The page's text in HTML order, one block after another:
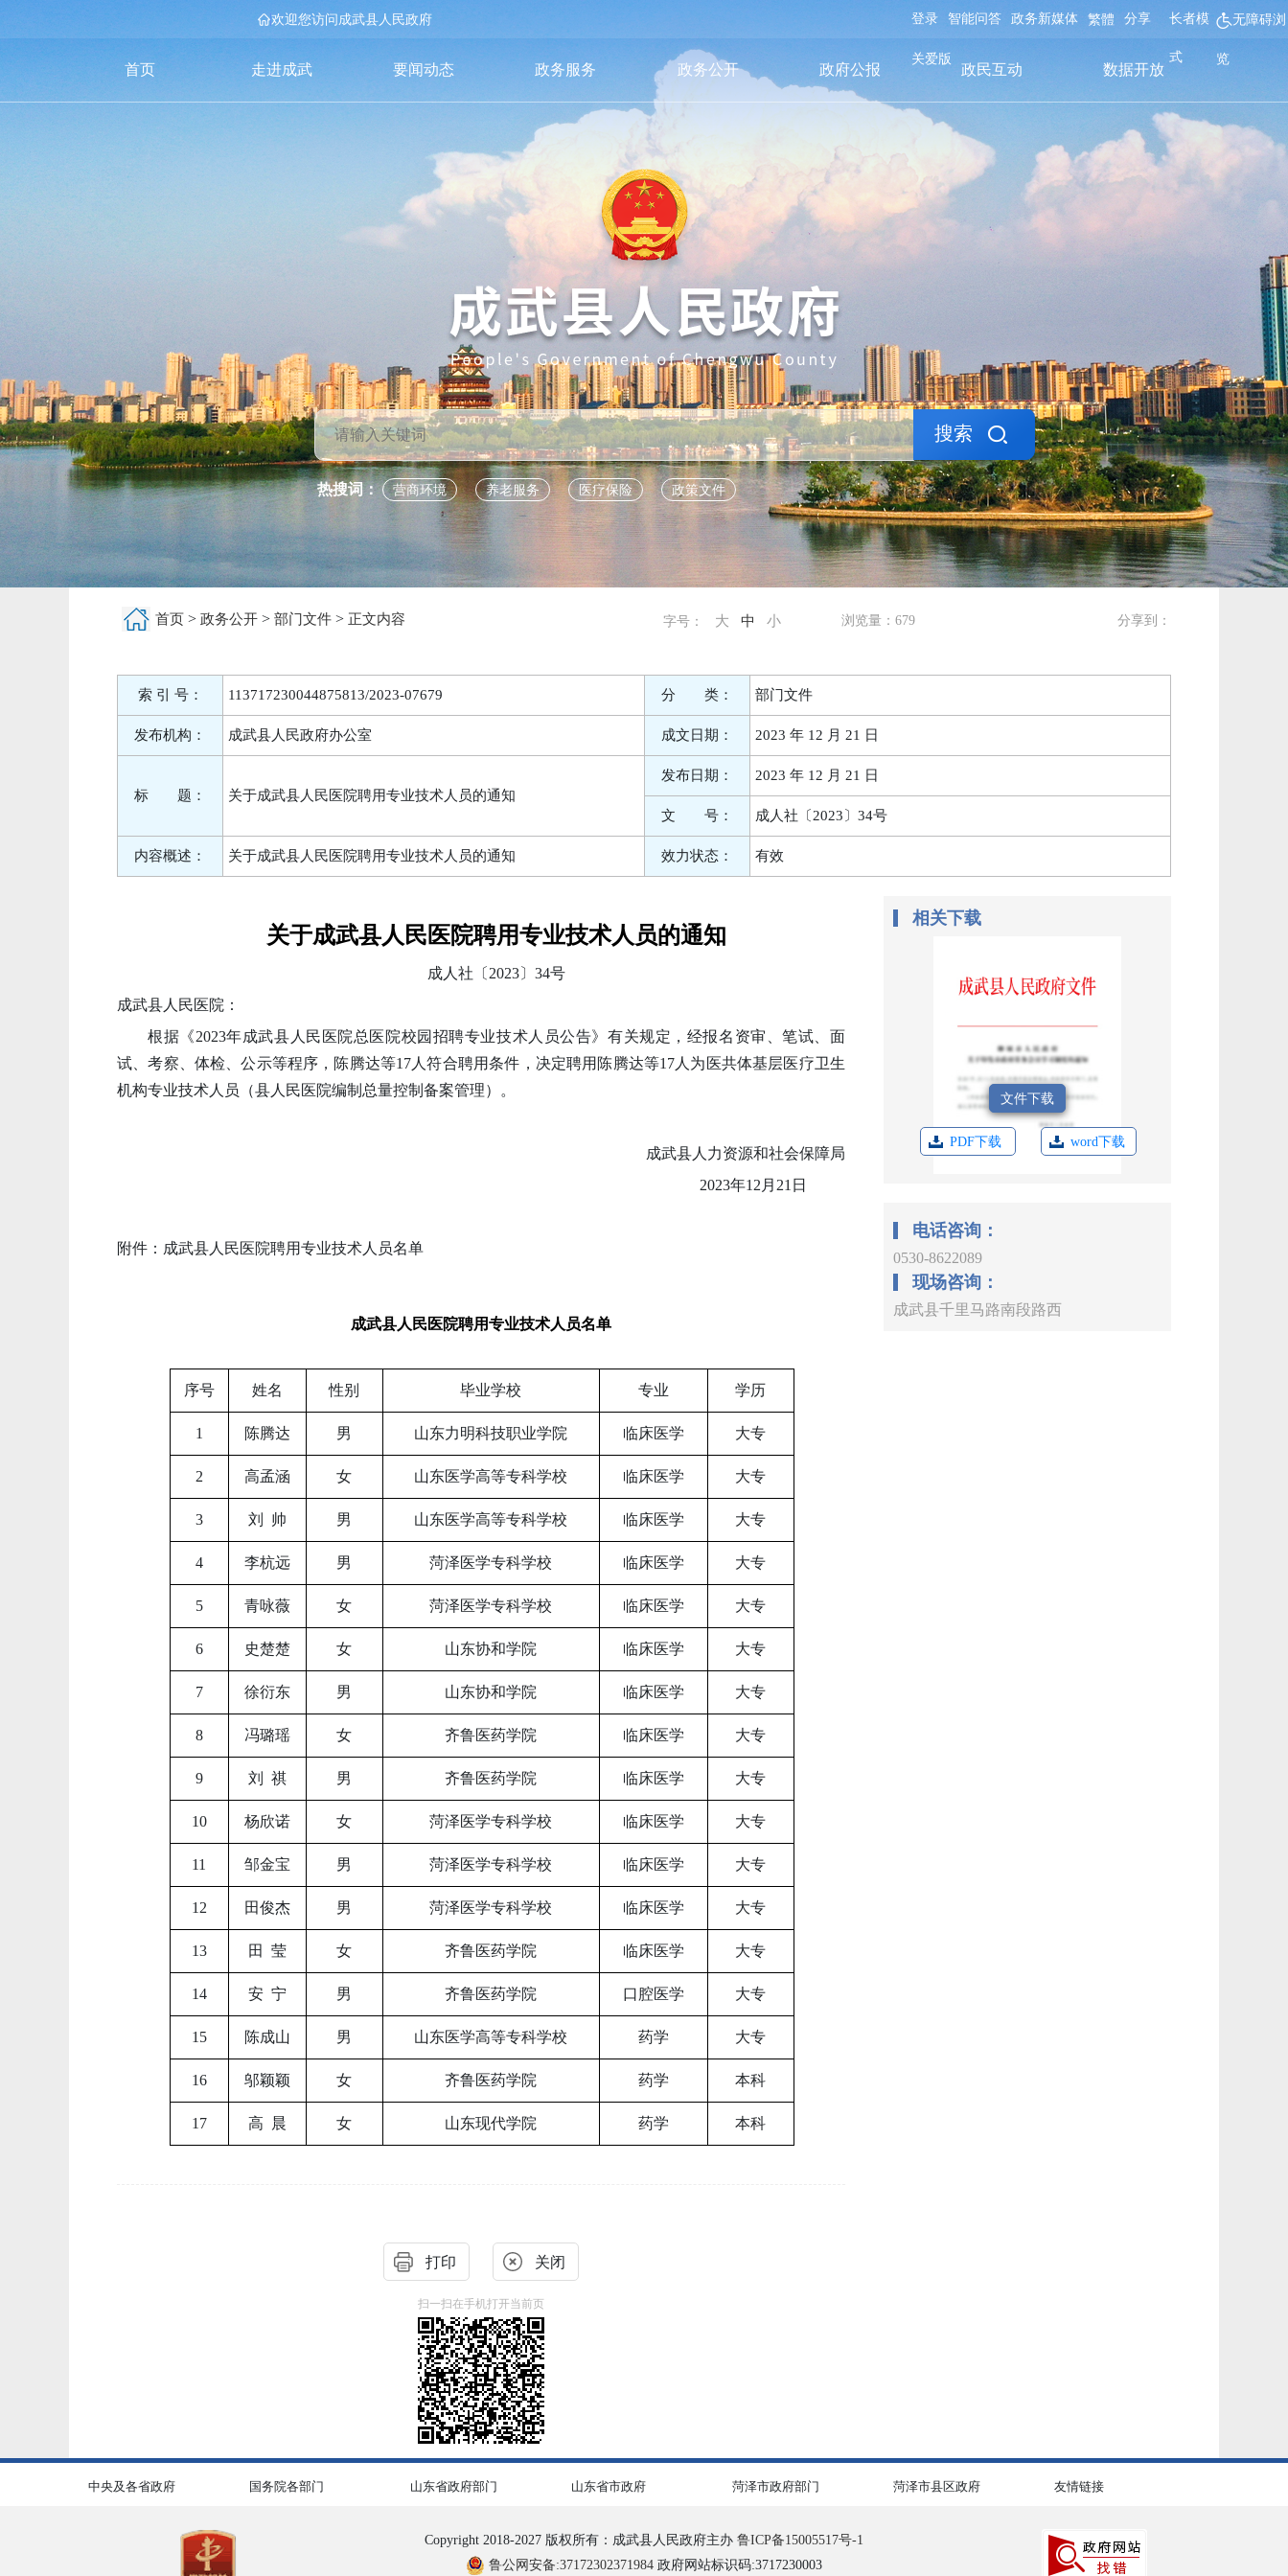
欢迎您访问成武县人民政府 登录 智能问答 政务新媒体 繁體 分享
关爱版
长者模
式
无障碍浏
览
首页 走进成武 要闻动态 政务服务 政务公开 政府公报 政民互动 数据开放
搜索
热搜词： 营商环境 养老服务 医疗保险 政策文件
首页 > 政务公开 > 部门文件 > 正文内容 字号： 大 中 小 浏览量： 679 分享到：
索 引 号： 113717230044875813/2023-07679 分 类： 部门文件
发布机构： 成武县人民政府办公室 成文日期： 2023 年 12 月 21 日
标 题： 关于成武县人民医院聘用专业技术人员的通知
发布日期： 2023 年 12 月 21 日
文 号： 成人社〔2023〕34号
内容概述： 关于成武县人民医院聘用专业技术人员的通知 效力状态： 有效
关于成武县人民医院聘用专业技术人员的通知
成人社〔2023〕34号
成武县人民医院：
根据《2023年成武县人民医院总医院校园招聘专业技术人员公告》有关规定，经报名资审、笔试、面
试、考察、体检、公示等程序，陈腾达等17人符合聘用条件，决定聘用陈腾达等17人为医共体基层医疗卫生
机构专业技术人员（县人民医院编制总量控制备案管理）。
成武县人力资源和社会保障局
2023年12 月 21日
附件： 成武县人民医院聘用专业技术人员名单
成武县人民医院聘用专业技术人员名单
序号 姓名 性别 毕业学校 专业 学历
1 陈腾达 男 山东力明科技职业学院 临床医学 大专
2 高孟涵 女 山东医学高等专科学校 临床医学 大专
3 刘 帅 男 山东医学高等专科学校 临床医学 大专
4 李杭远 男 菏泽医学专科学校 临床医学 大专
5 青咏薇 女 菏泽医学专科学校 临床医学 大专
6 史楚楚 女 山东协和学院 临床医学 大专
7 徐衍东 男 山东协和学院 临床医学 大专
8 冯璐瑶 女 齐鲁医药学院 临床医学 大专
9 刘 祺 男 齐鲁医药学院 临床医学 大专
10 杨欣诺 女 菏泽医学专科学校 临床医学 大专
11 邹金宝 男 菏泽医学专科学校 临床医学 大专
12 田俊杰 男 菏泽医学专科学校 临床医学 大专
13 田 莹 女 齐鲁医药学院 临床医学 大专
14 安 宁 男 齐鲁医药学院 口腔医学 大专
15 陈成山 男 山东医学高等专科学校 药学 大专
16 邬颖颖 女 齐鲁医药学院 药学 本科
17 高 晨 女 山东现代学院 药学 本科
打印 关闭
扫一扫在手机打开当前页
相关下载
文件下载
PDF下载 word下载
电话咨询：
0530-8622089
现场咨询：
成武县千里马路南段路西
中央及各省政府 国务院各部门 山东省政府部门 山东省市政府 菏泽市政府部门 菏泽市县区政府 友情链接
Copyright 2018-2027 版权所有：成武县人民政府主办 鲁ICP备15005517号-1
鲁公网安备:37172302371984 政府网站标识码:3717230003